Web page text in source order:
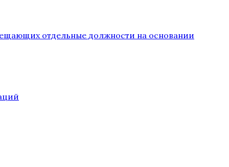
отдельные должности на основании